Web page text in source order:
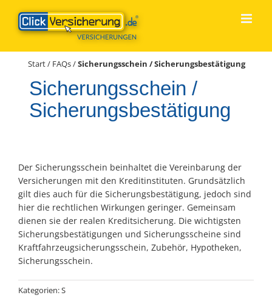
Inhalt
springen
Start/ FAQs/Sicherungsschein / Sicherungsbestätigung
Sicherungsschein /
Sicherungsbestätigung
Der Sicherungsschein beinhaltet die Vereinbarung der
Versicherungen mit den Kreditinstituten. Grundsätzlich
gilt dies auch für die Sicherungsbestätigung, jedoch sind
hier die rechtlichen Wirkungen geringer. Gemeinsam
dienen sie der realen Kreditsicherung. Die wichtigsten
Sicherungsbestätigungen und Sicherungsscheine sind
Kraftfahrzeugsicherungsschein, Zubehör, Hypotheken,
Sicherungsschein.
Kategorien:S